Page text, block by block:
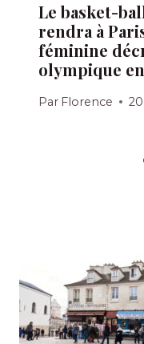
Le basket-
rendra à
féminine
olympique
Par Florence